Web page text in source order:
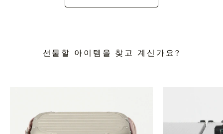
선물할 아이템을 찾고 계신가요?